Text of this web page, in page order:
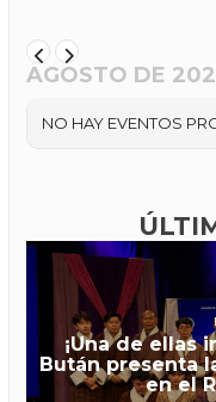
AGOSTO DE
NO HAY EVENTOS
¡Una de ellas
Bután presenta
en el